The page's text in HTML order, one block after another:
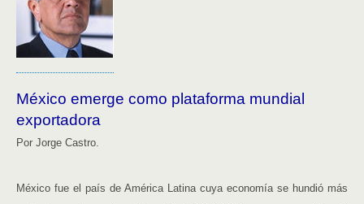
México emerge como plataforma mundial
exportadora
Por Jorge Castro.
México fue el país de América Latina cuya economía se hundió más